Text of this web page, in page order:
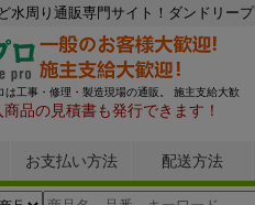
水周り通販専門サイト！ダンドリープ
工事・修理・製造現場の通販。 施主支給大歓
商品の見積書も発行できます！
お支払い方法 配送方法